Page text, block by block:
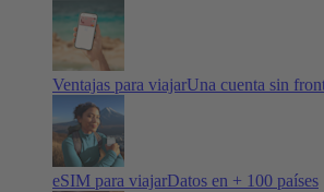
Ventajas para viajarUna cuenta sin
eSIM para viajarDatos en + 100 países